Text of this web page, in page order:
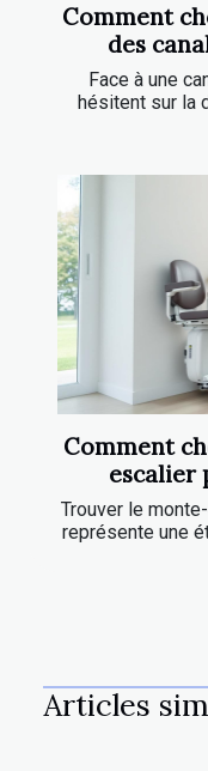
Comment
des
Face à une
hésitent sur la
Comment
escalier
Trouver le
représente une
Articles